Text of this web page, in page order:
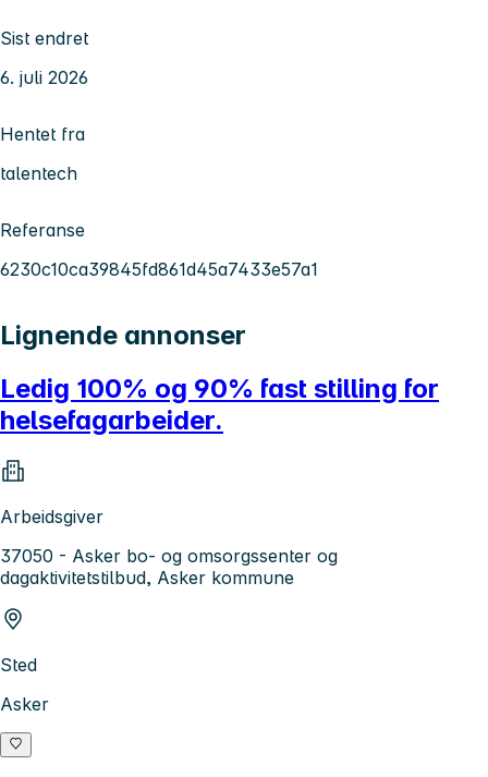
Sist endret
6. juli 2026
Hentet fra
talentech
Referanse
6230c10ca39845fd861d45a7433e57a1
Lignende annonser
Ledig 100% og 90% fast stilling for
helsefagarbeider.
Arbeidsgiver
37050 - Asker bo- og omsorgssenter og
dagaktivitetstilbud, Asker kommune
Sted
Asker